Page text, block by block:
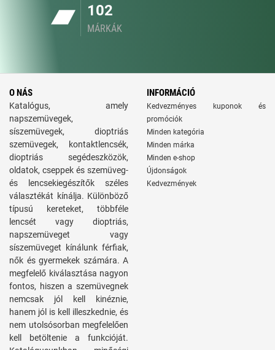
102
MÁRKÁK
O NÁS
Katalógus, amely
napszemüvegek,
síszemüvegek, dioptriás
szemüvegek, kontaktlencsék,
dioptriás segédeszközök,
oldatok, cseppek és szemüveg-
és lencsekiegészítők széles
választékát kínálja. Különböző
típusú kereteket, többféle
lencsét vagy dioptriás,
napszemüveget vagy
síszemüveget kínálunk férfiak,
nők és gyermekek számára. A
megfelelő kiválasztása nagyon
fontos, hiszen a szemüvegnek
nemcsak jól kell kinéznie,
hanem jól is kell illeszkednie, és
nem utolsósorban megfelelően
kell betöltenie a funkcióját.
INFORMÁCIÓ
Kedvezményes kuponok és
promóciók
Minden kategória
Minden márka
Minden e-shop
Újdonságok
Kedvezmények